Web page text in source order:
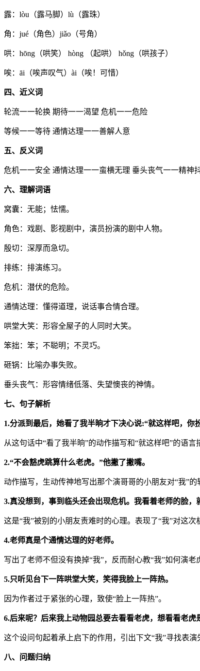
露：lòu（露马脚）lù（露珠）
角：jué（角色）jiǎo（号角）
哄：hōng（哄笑） hòng （起哄） hǒng（哄孩子）
唉：āi（唉声叹气）ài（唉！可惜）
四、近义词
轮流一一轮换 期待一一渴望 危机一一危险
等候一一等待 通情达理一一善解人意
五、反义词
危机一一安全 通情达理一一蛮横无理 垂头丧气一一精神
六、理解词语
窝囊：无能；怯懦。
角色：戏剧、影视剧中，演员扮演的剧中人物。
殷切：深厚而急切。
排练：排演练习。
危机：潜伏的危险。
通情达理：懂得道理，说话事合情合理。
哄堂大笑：形容全屋子的人同时大笑。
笨拙：笨；不聪明；不灵巧。
砸锅：比喻办事失败。
垂头丧气：形容情绪低落、失望懊丧的神情。
七、句子解析
1.分派到最后，她看了我半晌才下决心说:“就这样吧，你
从这句话中“看了我半晌”的动作描写和“就这样吧”的语
2.“不会豁虎跳算什么老虎。”他撇了撇嘴。
动作描写，生动传神地写出那个演哥哥的小朋友对“我”的
3.真没想到，事到临头还会出现危机。我看着老师的脸，
这是“我”被别的小朋友责难时的心理。表现了“我”对这
4.老师真是个通情达理的好老师。
写出了老师不但没有换掉“我”，反而耐心教“我”如何演老
5.只听见台下一阵哄堂大笑，笑得我脸上一阵热。
因为作者过于紧张的心理，致使“脸上一阵热”。
6.后来呢？后来我上动物园总要去看看老虎，想看看老虎
这个设问句起着承上启下的作用，引出下文“我”寻找表演
八、问题归纳